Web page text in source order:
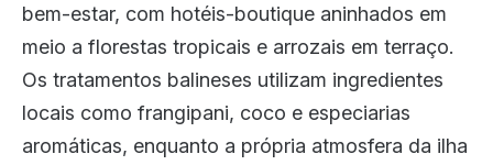
bem-estar, com hotéis-boutique aninhados em
meio a florestas tropicais e arrozais em terraço.
Os tratamentos balineses utilizam ingredientes
locais como frangipani, coco e especiarias
aromáticas, enquanto a própria atmosfera da ilha